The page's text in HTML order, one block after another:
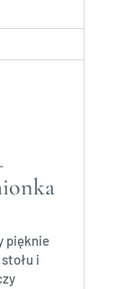
pięknie
i